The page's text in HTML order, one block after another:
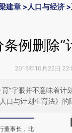
建章 >人口与经济 >
例删除
2015年10月22日
”字眼并不意味着
口与计划生育法》的
董事长，北
请务